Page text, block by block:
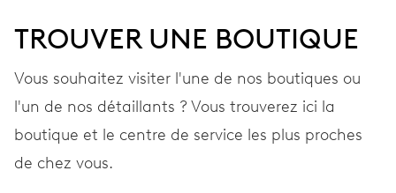
BRACELET Cuir
GARANTIE
Rejoignez MyOris et bénéficiez gratuitement d'une extension de
TROUVER UNE BOUTIQUE
Vous souhaitez visiter l'une de nos boutiques ou
l'un de nos détaillants ? Vous trouverez ici la
boutique et le centre de service les plus proches
de chez vous.